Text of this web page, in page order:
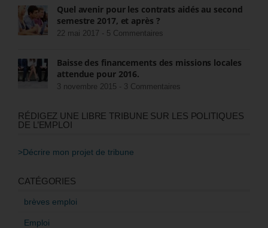
Quel avenir pour les contrats aidés au second
semestre 2017, et après ?
22 mai 2017 - 5 Commentaires
Baisse des financements des missions locales
attendue pour 2016.
3 novembre 2015 - 3 Commentaires
RÉDIGEZ UNE LIBRE TRIBUNE SUR LES POLITIQUES
DE L’EMPLOI
>Décrire mon projet de tribune
CATÉGORIES
brèves emploi
Emploi